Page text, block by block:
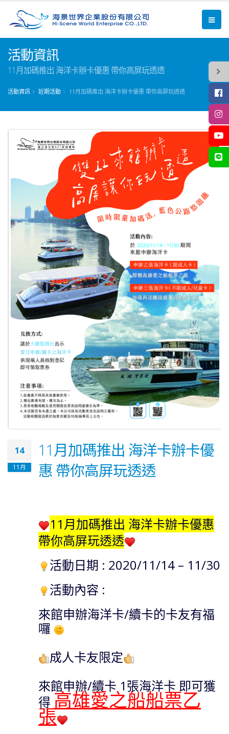
活動資訊
11月加碼推出 海洋卡辦卡優惠 帶你高屏玩透透
活動資訊 近期活動 11月加碼推出 海洋卡辦卡優惠 帶你高屏玩透透
14
11月
11月加碼推出 海洋卡辦卡優
惠 帶你高屏玩透透
11月加碼推出 海洋卡辦卡優惠
帶你高屏玩透透
活動日期 : 2020/11/14 – 11/30
活動內容 :
來館申辦海洋卡/續卡的卡友有福
囉
成人卡友限定
來館申辦/續卡 1張海洋卡 即可獲
得 高雄愛之船船票乙
張